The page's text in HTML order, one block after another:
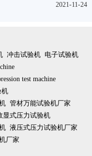
2021-11-24
冲击试验机 电子试验机
test machine
机
管材万能试验机厂家
显式压力试验机
液压式压力试验机厂家
厂家